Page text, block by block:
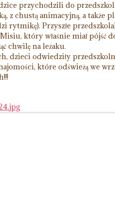
przychodzili do
z chustą animacyjną, a także
rytmikę). Przyszłe
który właśnie miał pójść
chwilę na leżaku.
dzieci odwiedziły
które odświeżą we